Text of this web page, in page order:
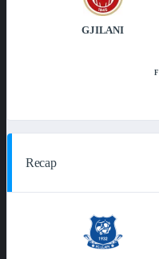
GJILANI
Recap